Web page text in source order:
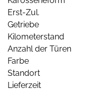
Erst-Zul.
Getriebe
Kilometerstand
Anzahl der Türen
Farbe
Standort
Lieferzeit